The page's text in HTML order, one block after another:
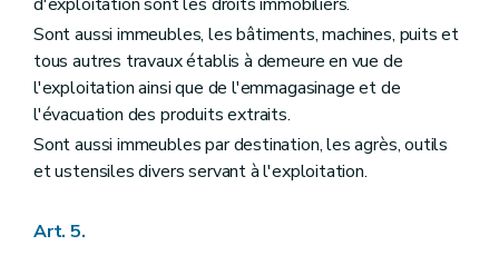
Sont aussi immeubles, les bâtiments, machines, puits et
tous autres travaux établis à demeure en vue de
l'exploitation ainsi que de l'emmagasinage et de
l'évacuation des produits extraits.
Sont aussi immeubles par destination, les agrès, outils
et ustensiles divers servant à l'exploitation.
Art. 5.